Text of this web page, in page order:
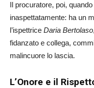
Il procuratore, poi,
inaspettatamente: ha un
l’ispettrice Daria Bertolaso
fidanzato e collega,
malincuore lo lascia.
L’Onore e il